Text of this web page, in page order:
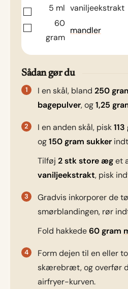
5 ml vaniljeekstrakt
60
gram
mandler
Sådan gør du
I en skål, bland 250
bagepulver, og1,25
I en anden skål, pisk
og150 gram sukker
Tilføj 2 stk store æget
vaniljeekstrakt, pisk
Gradvis inkorporer de
smørblandingen, rør
Fold hakkede60 gram
Form dejen til en eller
skærebræt, og overfør
airfryer-kurven.